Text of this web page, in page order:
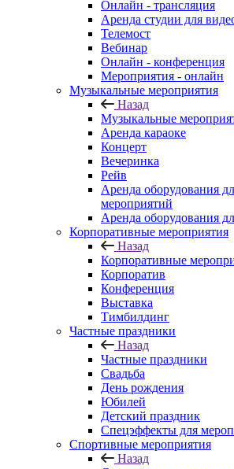
Онлайн - трансляция
Аренда студии для
Телемост
Вебинар
Онлайн - конференция
Мероприятия - онлайн
Музыкальные мероприятия
Назад
Музыкальные
Аренда караоке
Концерт
Вечеринка
Рейв
Аренда оборудования
мероприятий
Аренда оборудования
Корпоративные мероприятия
Назад
Корпоративные
Корпоратив
Конференция
Выставка
Тимбилдинг
Частные праздники
Назад
Частные праздники
Свадьба
День рождения
Юбилей
Детский праздник
Спецэффекты для
Спортивные мероприятия
Назад